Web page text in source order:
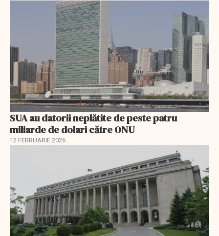
SUA au datorii neplătite de peste patru
miliarde de dolari către ONU
12 FEBRUARIE 2026